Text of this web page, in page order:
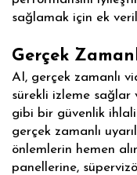
sağlamak için ek
Gerçek
AI, gerçek zamanlı
sürekli izleme sağlar
gibi bir güvenlik
gerçek zamanlı
önlemlerin hemen
panellerine,